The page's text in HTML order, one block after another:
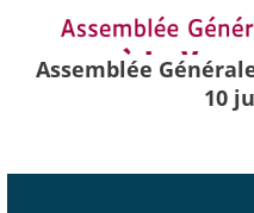
Assemblée
10